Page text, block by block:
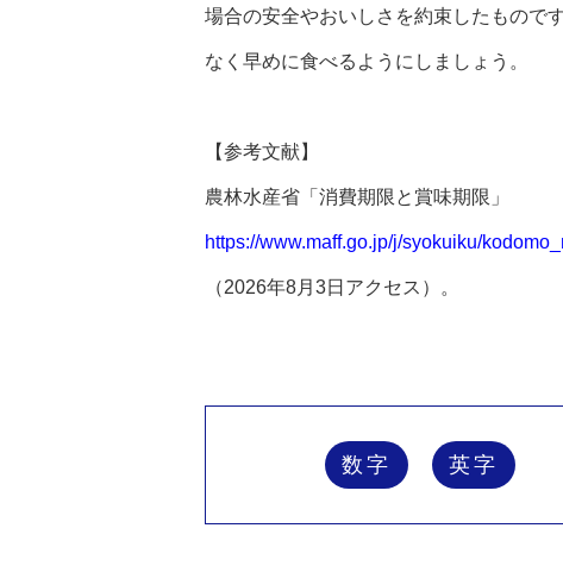
場合の安全やおいしさを約束したもので
なく早めに食べるようにしましょう。
【参考文献】
農林水産省「消費期限と賞味期限」
https://www.maff.go.jp/j/syokuiku/
（2026年8月3日アクセス）。
数字 英字